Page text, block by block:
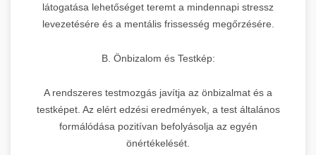
látogatása lehetőséget teremt a mindennapi stressz
levezetésére és a mentális frissesség megőrzésére.
B. Önbizalom és Testkép:
A rendszeres testmozgás javítja az önbizalmat és a
testképet. Az elért edzési eredmények, a test általános
formálódása pozitívan befolyásolja az egyén
önértékelését.